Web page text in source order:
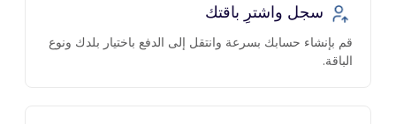
سجل واشترِ باقتك
قم بإنشاء حسابك بسرعة وانتقل إلى الدفع باختيار بلدك ونوع
الباقة.